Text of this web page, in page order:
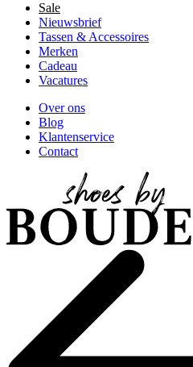
Sale
Nieuwsbrief
Tassen & Accessoires
Merken
Cadeau
Vacatures
Over ons
Blog
Klantenservice
Contact